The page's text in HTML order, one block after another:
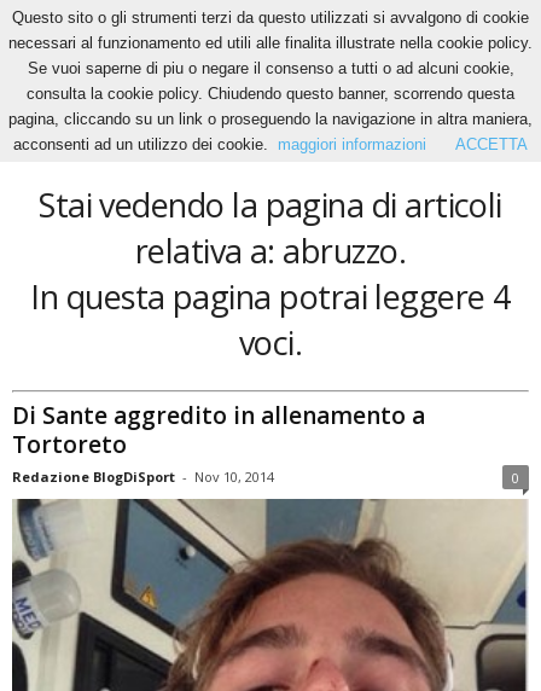
Home Tags Abruzzo
abruzzo
Stai vedendo la pagina di articoli
relativa a: abruzzo.
In questa pagina potrai leggere 4
voci.
Di Sante aggredito in allenamento a
Tortoreto
Redazione BlogDiSport - Nov 10, 2014 0
Questo sito o gli strumenti terzi da questo utilizzati si avvalgono di cookie
necessari al funzionamento ed utili alle finalita illustrate nella cookie policy.
Se vuoi saperne di piu o negare il consenso a tutti o ad alcuni cookie,
consulta la cookie policy. Chiudendo questo banner, scorrendo questa
pagina, cliccando su un link o proseguendo la navigazione in altra maniera,
acconsenti ad un utilizzo dei cookie.
maggiori informazioni ACCETTA